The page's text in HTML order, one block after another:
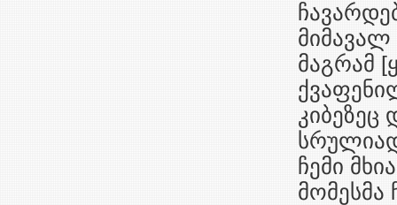
მიმავალ
მაგრამ
კიბეზეც
ჩემი
მომესმა